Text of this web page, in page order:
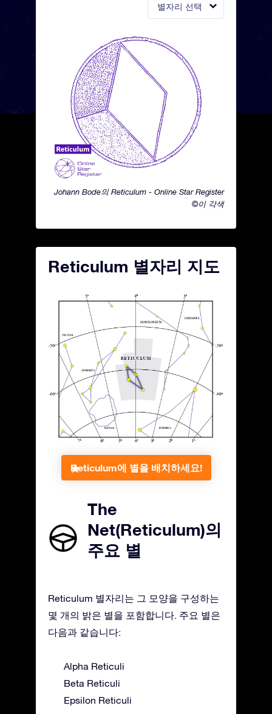
별자리 선택
Johann Bode의 Reticulum - Online Star Register
©이 각색
Reticulum 별자리 지도
Reticulum에 별을 배치하세요!
The
Net(Reticulum)의
주요 별
Reticulum 별자리는 그 모양을 구성하는
몇 개의 밝은 별을 포함합니다. 주요 별은
다음과 같습니다:
Alpha Reticuli
Beta Reticuli
Epsilon Reticuli